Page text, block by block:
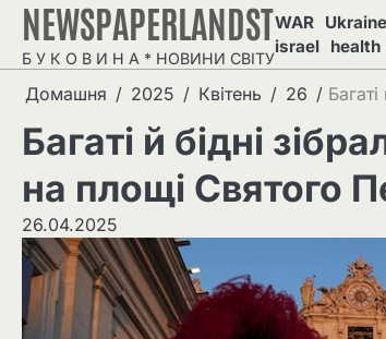
Перейти
вмісту
NEWSPAPERLANDST
Б У К О В И Н А * НОВИНИ СВІТУ
WAR Ukraine
israel health
Домашня 2025 Квітень 26
Багаті й бідні
на площі Святого
26.04.2025